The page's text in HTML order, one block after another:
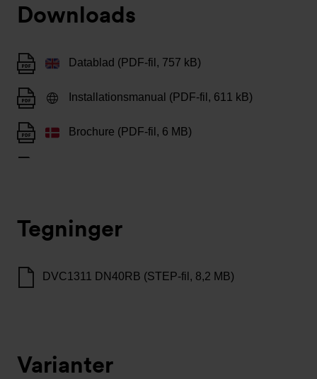
Downloads
Datablad (PDF-fil, 757 kB)
Installationsmanual (PDF-fil, 611 kB)
Brochure (PDF-fil, 6 MB)
Tegninger
DVC1311 DN40RB (STEP-fil, 8,2 MB)
Varianter